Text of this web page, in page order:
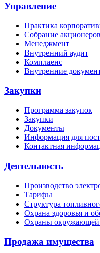
Управление
Практика
Собрание акционеров
Менеджмент
Внутренний аудит
Комплаенс
Внутренние
Закупки
Программа закупок
Закупки
Документы
Информация для
Контактная
Деятельность
Производство
Тарифы
Структура
Охрана здоровья и
Охраны окружающей
Продажа имущества